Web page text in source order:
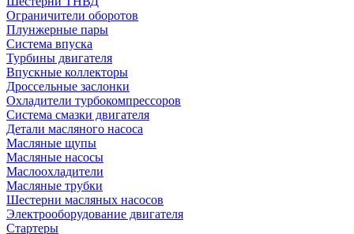
Ограничители оборотов
Плунжерные пары
Система впуска
Турбины двигателя
Впускные коллекторы
Дроссельные заслонки
Охладители турбокомпрессоров
Система смазки двигателя
Детали масляного насоса
Масляные щупы
Масляные насосы
Маслоохладители
Масляные трубки
Шестерни масляных насосов
Электрооборудование двигателя
Стартеры